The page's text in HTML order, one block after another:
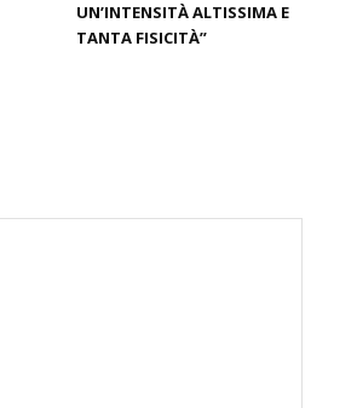
UN’INTENSITÀ ALTISSIMA E
TANTA FISICITÀ”